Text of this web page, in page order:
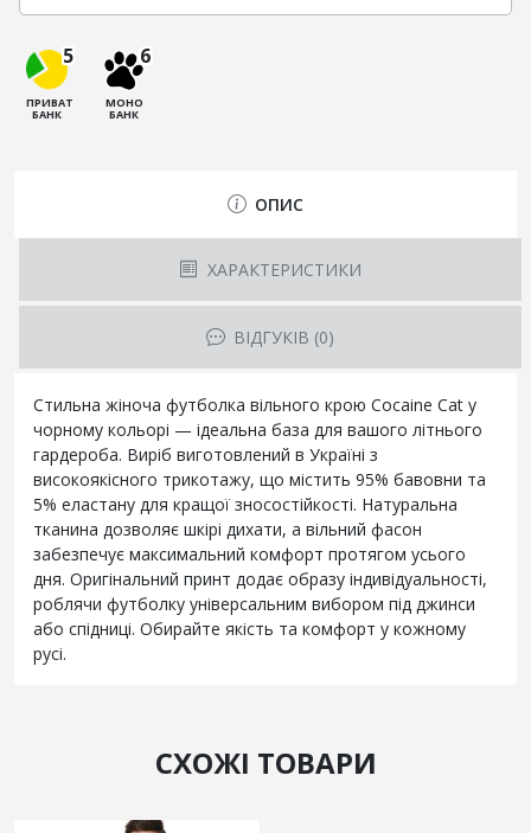
5
ПРИВАТ
БАНК
6
МОНО
БАНК
ОПИС
ХАРАКТЕРИСТИКИ
ВІДГУКІВ (0)
Стильна жіноча футболка вільного крою Cocaine Cat у
чорному кольорі — ідеальна база для вашого літнього
гардероба. Виріб виготовлений в Україні з
високоякісного трикотажу, що містить 95% бавовни та
5% еластану для кращої зносостійкості. Натуральна
тканина дозволяє шкірі дихати, а вільний фасон
забезпечує максимальний комфорт протягом усього
дня. Оригінальний принт додає образу індивідуальності,
роблячи футболку універсальним вибором під джинси
або спідниці. Обирайте якість та комфорт у кожному
русі.
СХОЖІ ТОВАРИ